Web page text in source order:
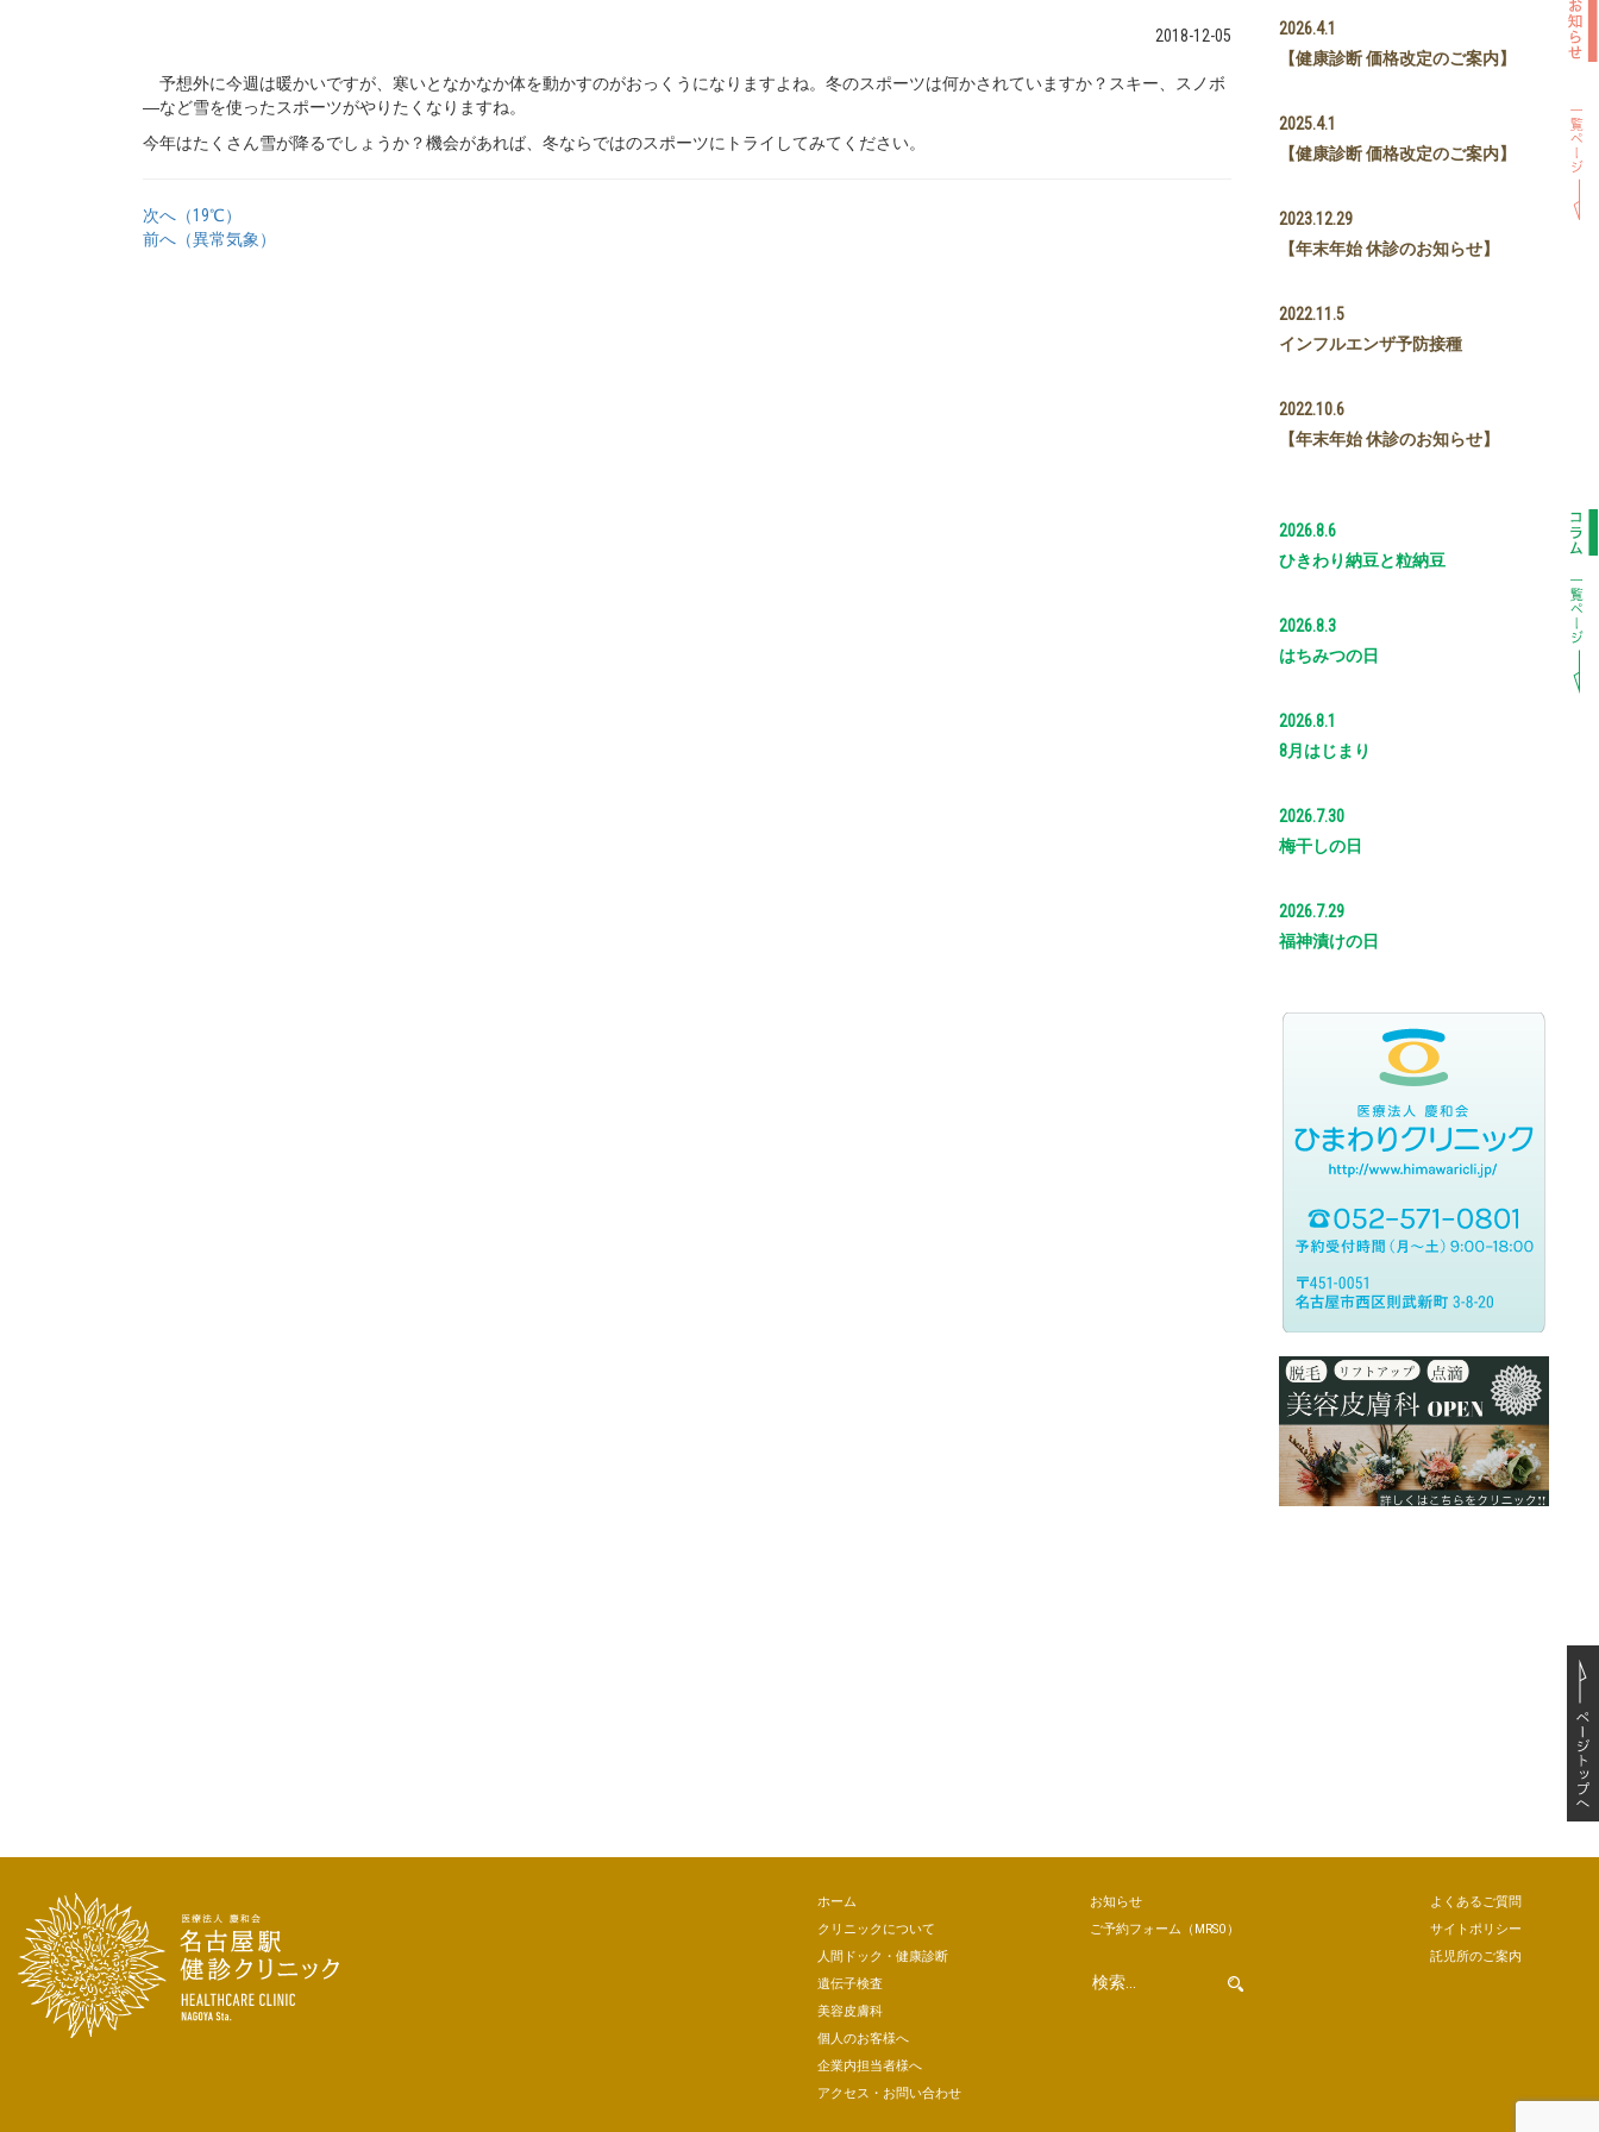
2018-12-05
予想外に今週は暖かいですが、寒いとなかなか体を動かすのがおっくうになりますよね。冬のスポーツは何かされていますか？スキー、スノボ
―など雪を使ったスポーツがやりたくなりますね。
今年はたくさん雪が降るでしょうか？機会があれば、冬ならではのスポーツにトライしてみてください。
次へ（19℃）
前へ（異常気象）
2026.4.1
【健康診断 価格改定のご案内】
2025.4.1
【健康診断 価格改定のご案内】
2023.12.29
【年末年始 休診のお知らせ】
2022.11.5
インフルエンザ予防接種
2022.10.6
【年末年始 休診のお知らせ】
2026.8.6
ひきわり納豆と粒納豆
2026.8.3
はちみつの日
2026.8.1
8月はじまり
2026.7.30
梅干しの日
2026.7.29
福神漬けの日
ホーム
クリニックについて
人間ドック・健康診断
遺伝子検査
美容皮膚科
個人のお客様へ
企業内担当者様へ
アクセス・お問い合わせ
お知らせ
ご予約フォーム （MRSO）
よくあるご質問
サイトポリシー
託児所のご案内